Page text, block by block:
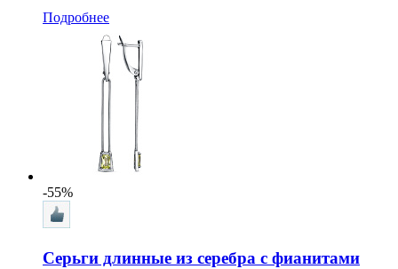
Подробнее
-55%
Серьги длинные из серебра с фианитами